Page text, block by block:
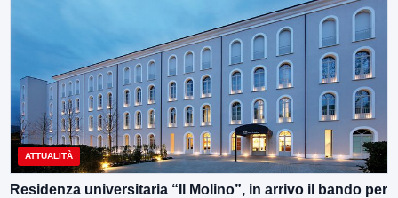
ATTUALITÀ
Residenza universitaria “Il Molino”, in arrivo il bando per